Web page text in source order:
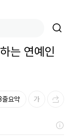
는 연예인
줄요약